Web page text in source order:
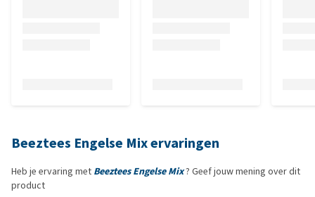
Beeztees Engelse Mix ervaringen
Heb je ervaring met Beeztees Engelse Mix? Geef jouw mening over dit
product